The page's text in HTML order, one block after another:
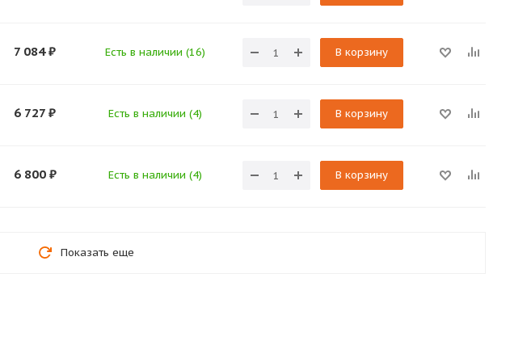
7 084₽ Есть в наличии (16) В корзину
6 727 ₽ Есть в наличии (4) В корзину
6 800 ₽ Есть в наличии (4) В корзину
Показать еще